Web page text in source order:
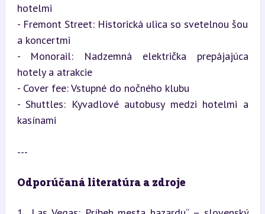
hotelmi
- Fremont Street: Historická ulica so svetelnou šou
a koncertmi
- Monorail: Nadzemná električka prepájajúca
hotely a atrakcie
- Cover fee: Vstupné do nočného klubu
- Shuttles: Kyvadlové autobusy medzi hotelmi a
kasínami
---
Odporúčaná literatúra a zdroje